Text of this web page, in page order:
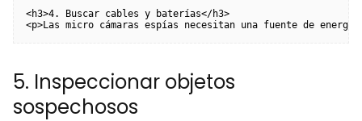
<h3>4. Buscar cables y baterías</h3>
<p>Las micro cámaras espías necesitan una fuente de
5. Inspeccionar objetos
sospechosos